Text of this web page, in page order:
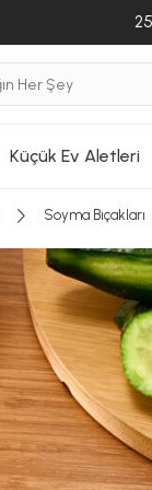
Küçük Ev Aletleri
Sepete
Soyma Bıçakları